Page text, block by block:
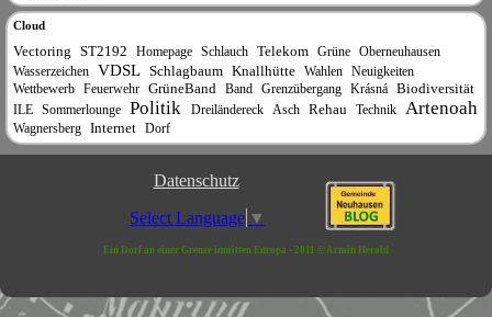
Cloud
Vectoring ST2192 Homepage Schlauch Telekom Grüne
Oberneuhausen
Wasserzeichen
VDSL Schlagbaum Knallhütte Wahlen
Neuigkeiten
Wettbewerb
Feuerwehr GrüneBand Band Grenzübergang Krásná Biodiversität
ILE Sommerlounge Politik Dreiländereck Asch Rehau Technik Artenoah
Wagnersberg Internet Dorf
Ein Dorf an einer Grenze inmitten Europa - 2011 © Armin Herold
Datenschutz
Select Language ▼